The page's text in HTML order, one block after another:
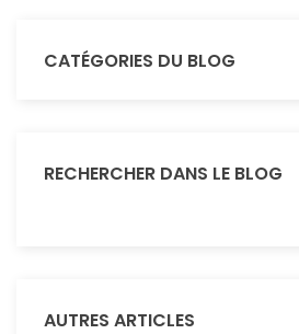
CATÉGORIES DU BLOG
RECHERCHER DANS LE BLOG
AUTRES ARTICLES